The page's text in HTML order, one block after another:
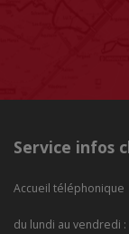
Service infos
Accueil téléphonique
du lundi au vendredi :